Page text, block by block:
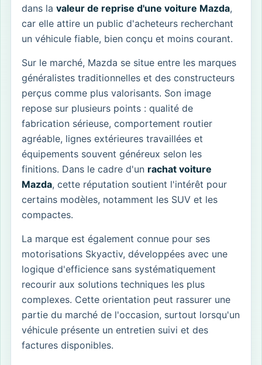
dans la valeur de reprise d'une voiture Mazda,
car elle attire un public d'acheteurs recherchant
un véhicule fiable, bien conçu et moins courant.
Sur le marché, Mazda se situe entre les marques
généralistes traditionnelles et des constructeurs
perçus comme plus valorisants. Son image
repose sur plusieurs points : qualité de
fabrication sérieuse, comportement routier
agréable, lignes extérieures travaillées et
équipements souvent généreux selon les
finitions. Dans le cadre d'un rachat voiture
Mazda, cette réputation soutient l'intérêt pour
certains modèles, notamment les SUV et les
compactes.
La marque est également connue pour ses
motorisations Skyactiv, développées avec une
logique d'efficience sans systématiquement
recourir aux solutions techniques les plus
complexes. Cette orientation peut rassurer une
partie du marché de l'occasion, surtout lorsqu'un
véhicule présente un entretien suivi et des
factures disponibles.